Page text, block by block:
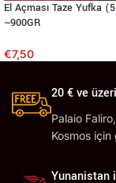
El Açması Taze Yufka
~900GR
€7,50
20 € ve
Palaio
Kosmos için
Yunanistan